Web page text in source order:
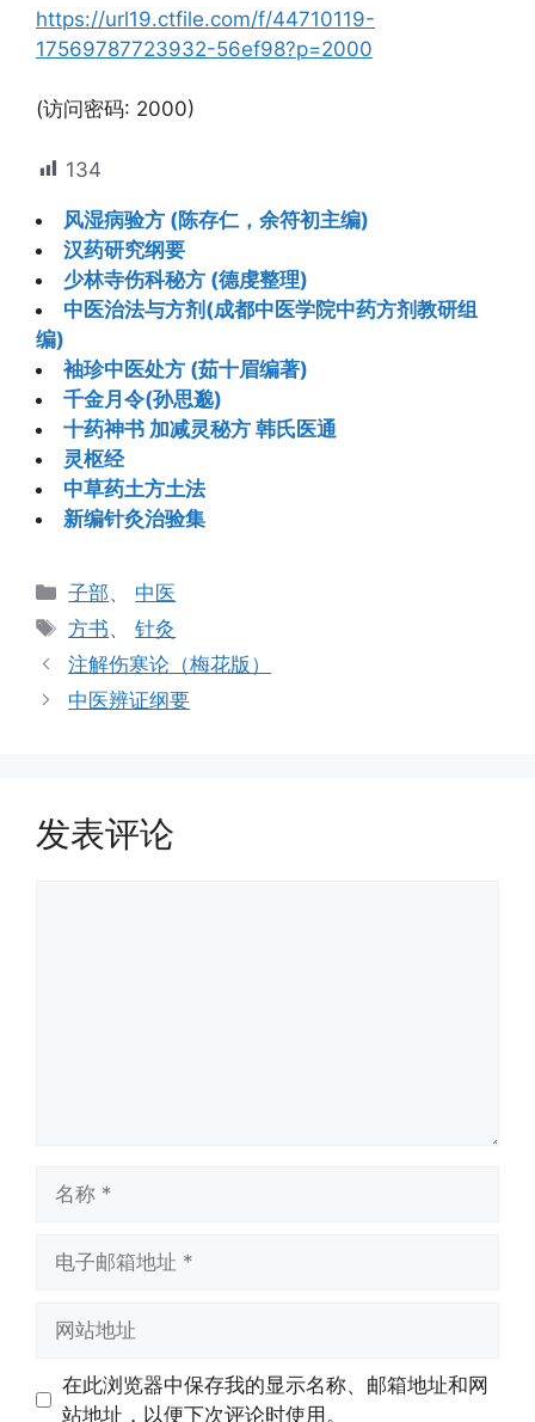
https://url19.ctfile.com/f/44710119-
17569787723932-56ef98?p=2000
(访问密码: 2000)
134
风湿病验方 (陈存仁，余符初主编)
汉药研究纲要
少林寺伤科秘方 (德虔整理)
中医治法与方剂(成都中医学院中药方剂教研组
编)
袖珍中医处方 (茹十眉编著)
千金月令(孙思邈)
十药神书 加减灵秘方 韩氏医通
灵枢经
中草药土方土法
新编针灸治验集
分
类
子部、 中医
标
签
方书、针灸
注解伤寒论（梅花版）
中医辨证纲要
发表评论
址
址
在此浏览器中保存我的显示名称、邮箱地址和网
站地址，以便下次评论时使用。